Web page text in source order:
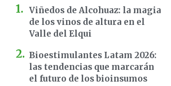
Viñedos de Alcohuaz: la magia
de los vinos de altura en el
Valle del Elqui
Bioestimulantes Latam 2026:
las tendencias que marcarán
el futuro de los bioinsumos